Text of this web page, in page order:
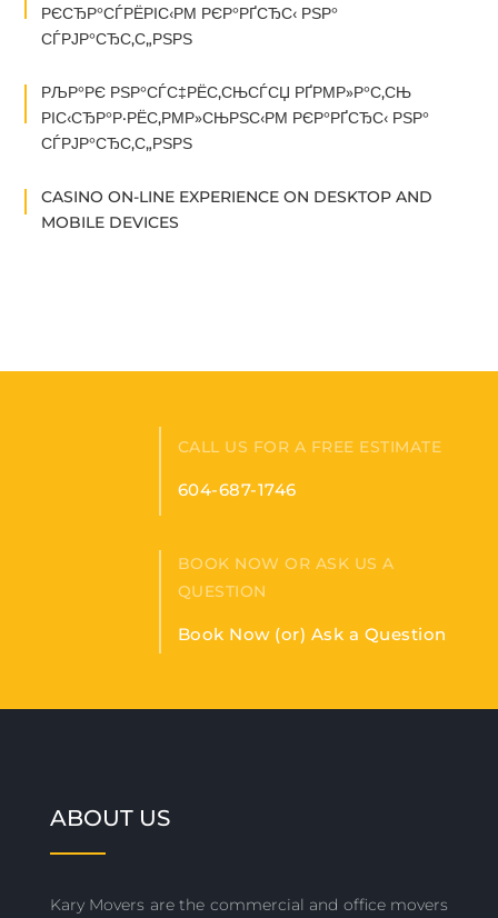
РЄСЂР°СЃРЁРІС‹РΜ РЄР°РҐСЂС‹ РЅР°
СЃРЈР°СЂС‚С„РЅРЅ
РЉР°РЄ РЅР°СЃС‡РЁС‚СЊСЃСЏ РҐРΜР»Р°С‚СЊ
РІС‹СЂР°Р·РЁС‚РΜР»СЊРЅС‹РΜ РЄР°РҐСЂС‹ РЅР°
СЃРЈР°СЂС‚С„РЅРЅ
CASINO ON-LINE EXPERIENCE ON DESKTOP AND
MOBILE DEVICES
CALL US FOR A FREE ESTIMATE
604-687-1746
BOOK NOW OR ASK US A
QUESTION
Book Now (or) Ask a Question
ABOUT US
Kary Movers are the commercial and office movers